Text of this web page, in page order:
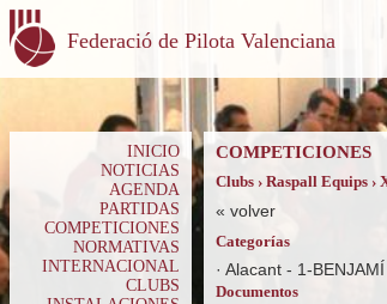
Federació de Pilota Valenciana
INICIO
NOTICIAS
AGENDA
PARTIDAS
COMPETICIONES
NORMATIVAS
INTERNACIONAL
CLUBS
COMPETICIONES
Clubs › Raspall Equips
« volver
Categorías
· Alacant - 1-BENJAMÍ
Documentos